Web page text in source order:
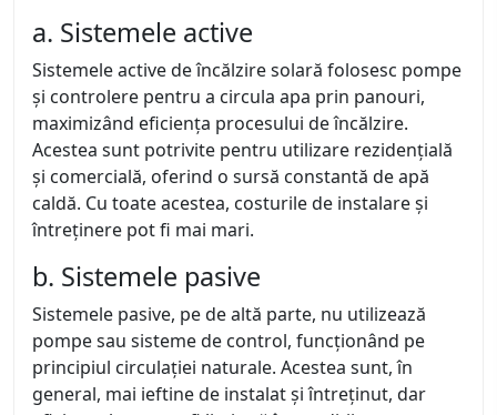
a. Sistemele active
Sistemele active de încălzire solară folosesc pompe
și controlere pentru a circula apa prin panouri,
maximizând eficiența procesului de încălzire.
Acestea sunt potrivite pentru utilizare rezidențială
și comercială, oferind o sursă constantă de apă
caldă. Cu toate acestea, costurile de instalare și
întreținere pot fi mai mari.
b. Sistemele pasive
Sistemele pasive, pe de altă parte, nu utilizează
pompe sau sisteme de control, funcționând pe
principiul circulației naturale. Acestea sunt, în
general, mai ieftine de instalat și întreținut, dar